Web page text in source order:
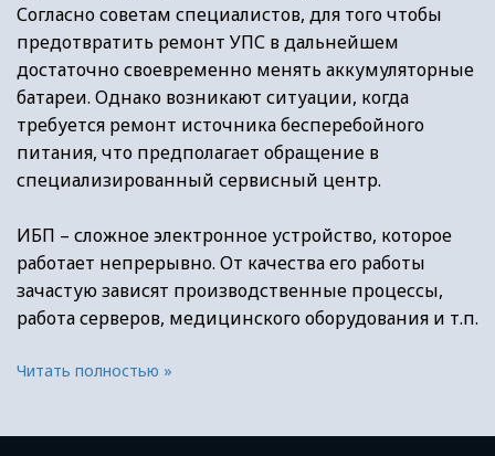
Согласно советам специалистов, для того чтобы
предотвратить ремонт УПС в дальнейшем
достаточно своевременно менять аккумуляторные
батареи. Однако возникают ситуации, когда
требуется ремонт источника бесперебойного
питания, что предполагает обращение в
специализированный сервисный центр.
ИБП – сложное электронное устройство, которое
работает непрерывно. От качества его работы
зачастую зависят производственные процессы,
работа серверов, медицинского оборудования и т.п.
Читать полностью »